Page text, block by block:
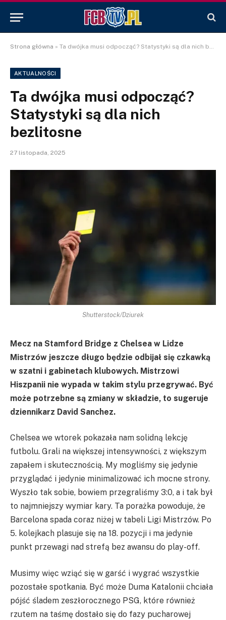
Strona główna » Ta dwójka musi odpocząć? Statystyki są dla nich bezlitosne
AKTUALNOŚCI
Ta dwójka musi odpocząć?
Statystyki są dla nich
bezlitosne
27 listopada, 2025
Shutterstock/Dziurek
Mecz na Stamford Bridge z Chelsea w Lidze
Mistrzów jeszcze długo będzie odbijał się czkawką
w szatni i gabinetach klubowych. Mistrzowi
Hiszpanii nie wypada w takim stylu przegrywać. Być
może potrzebne są zmiany w składzie, to sugeruje
dziennikarz David Sanchez.
Chelsea we wtorek pokazała nam solidną lekcję
futbolu. Grali na większej intensywności, z większym
zapałem i skutecznością. My mogliśmy się jedynie
przyglądać i jedynie minimalizować ich mocne strony.
Wyszło tak sobie, bowiem przegraliśmy 3:0, a i tak był
to najmniejszy wymiar kary. Ta porażka powoduje, że
Barcelona spada coraz niżej w tabeli Ligi Mistrzów. Po
5. kolejkach plasuje się na 18. pozycji i ma jedynie
punkt przewagi nad strefą bez awansu do play-off.
Musimy więc wziąć się w garść i wygrać wszystkie
pozostałe spotkania. Być może Duma Katalonii chciała
pójść śladem zeszłorocznego PSG, które również
rzutem na taśmę dostało się do fazy pucharowej